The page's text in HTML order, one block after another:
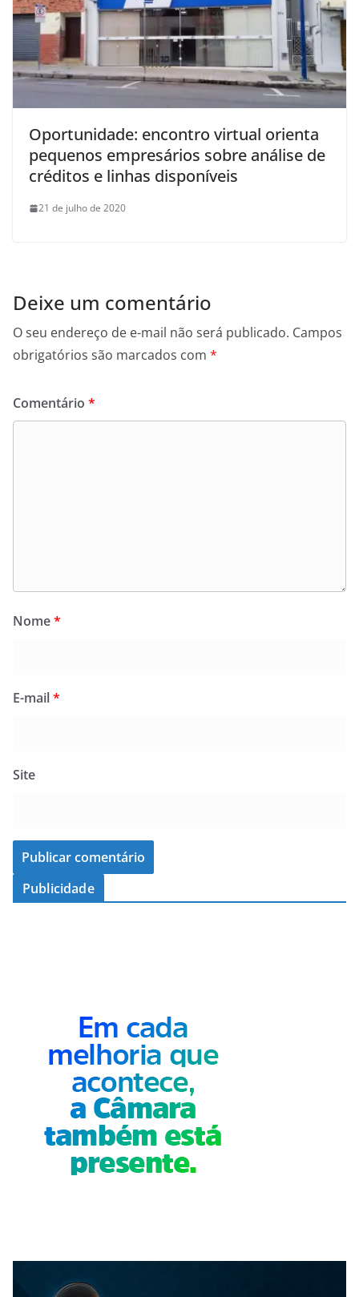
Oportunidade: encontro virtual orienta
pequenos empresários sobre análise de
créditos e linhas disponíveis
21 de julho de 2020
Deixe um comentário
O seu endereço de e-mail não será publicado. Campos
obrigatórios são marcados com *
Comentário *
Nome*
E-mail*
Site
Publicidade